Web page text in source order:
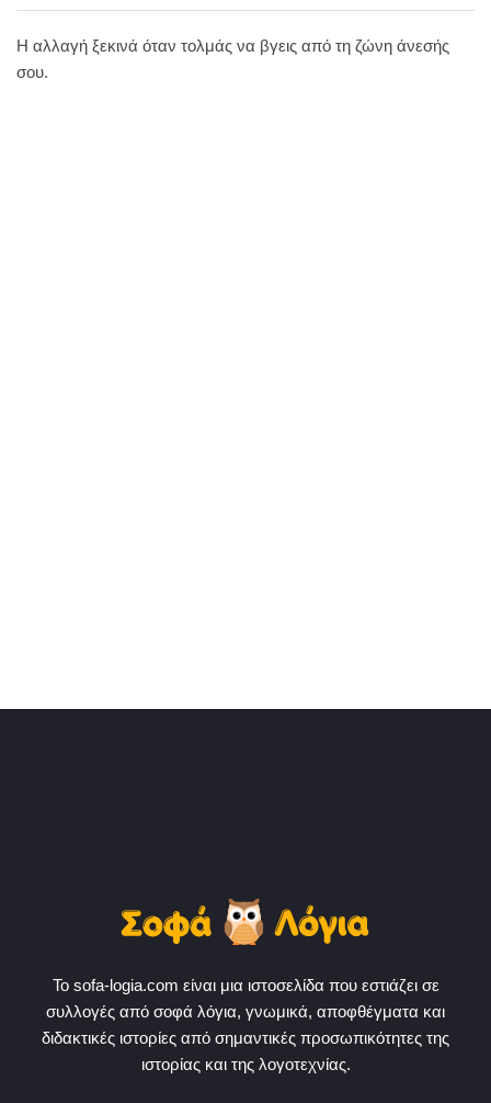
Η αλλαγή ξεκινά όταν τολμάς να βγεις από τη ζώνη άνεσής
σου.
Το sofa-logia.com είναι μια ιστοσελίδα που εστιάζει σε
συλλογές από σοφά λόγια, γνωμικά, αποφθέγματα και
διδακτικές ιστορίες από σημαντικές προσωπικότητες της
ιστορίας και της λογοτεχνίας.